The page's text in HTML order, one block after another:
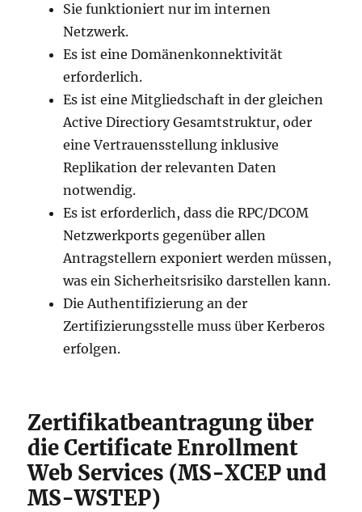
Sie funktioniert nur im internen
Netzwerk.
Es ist eine Domänenkonnektivität
erforderlich.
Es ist eine Mitgliedschaft in der gleichen
Active Directiory Gesamtstruktur, oder
eine Vertrauensstellung inklusive
Replikation der relevanten Daten
notwendig.
Es ist erforderlich, dass die RPC/DCOM
Netzwerkports gegenüber allen
Antragstellern exponiert werden müssen,
was ein Sicherheitsrisiko darstellen kann.
Die Authentifizierung an der
Zertifizierungsstelle muss über Kerberos
erfolgen.
Zertifikatbeantragung über
die Certificate Enrollment
Web Services (MS-XCEP und
MS-WSTEP)